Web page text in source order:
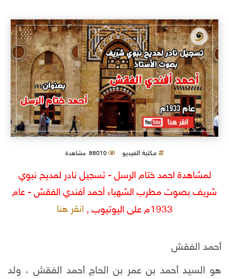
مكتبة الفيديو 88010 مشاهدة
لمشاهدة احمد ختام الرسل - تسجيل نادر لمديح نبوي
شريف بصوت مطرب الشهباء أحمد أفندي الفقش - عام
1933م على اليوتيوب ,
انقر هنا
أحمد الفقش
هو السيد أحمد بن عمر بن الحاج أحمد الفقش ، ولد